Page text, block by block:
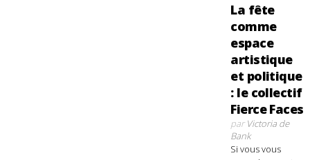
La fête
comme
espace
artistique
et politique
: le collectif
Fierce Faces
parVictoria de
Bank
Si vous vous